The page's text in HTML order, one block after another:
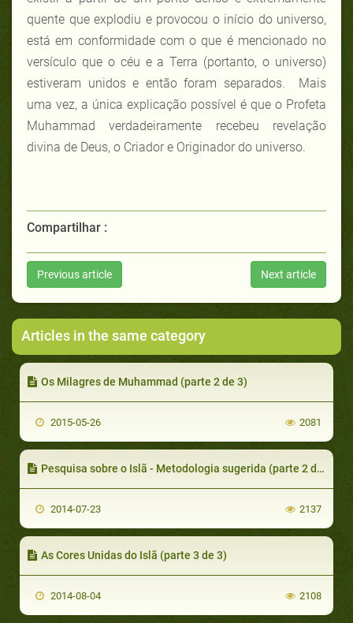
quente que explodiu e provocou o início do universo,
está em conformidade com o que é mencionado no
versículo que o céu e a Terra (portanto, o universo)
estiveram unidos e então foram separados. Mais
uma vez, a única explicação possível é que o Profeta
Muhammad verdadeiramente recebeu revelação
divina de Deus, o Criador e Originador do universo.
Compartilhar :
Previous article Next article
Articles in the same category
Os Milagres de Muhammad (parte 2 de 3)
2015-05-26 2081
Pesquisa sobre o Islã - Metodologia sugerida (parte 2 de 4) Etapas lógicas levam a conclusões lógicas
2014-07-23 2137
As Cores Unidas do Islã (parte 3 de 3)
2014-08-04 2108